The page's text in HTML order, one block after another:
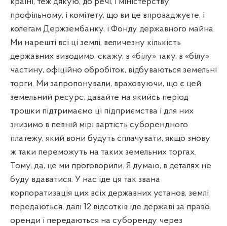
профільному, і комітету, що ви це впроваджуєте, і
колегам Держзембанку, і Фонду державного майна.
Ми нарешті всі ці землі, величезну кількість
державних виводимо, скажу, в «білу» таку, в «білу»
частину, офіційно обробіток, відбуваються земельні
торги. Ми запропонували, враховуючи, що є цей
земельний ресурс, давайте на якийсь період
трошки підтримаємо ці підприємства і для них
знизимо в певній мірі вартість суборендного
платежу, який вони будуть сплачувати, якщо знову
ж таки переможуть на таких земельних торгах.
Тому, да, це ми проговорили. Я думаю, в деталях не
буду вдаватися. У нас іде ця так звана
корпоратизація цих всіх державних установ, землі
передаються, далі 12 відсотків іде державі за право
оренди і передаються на суборенду через